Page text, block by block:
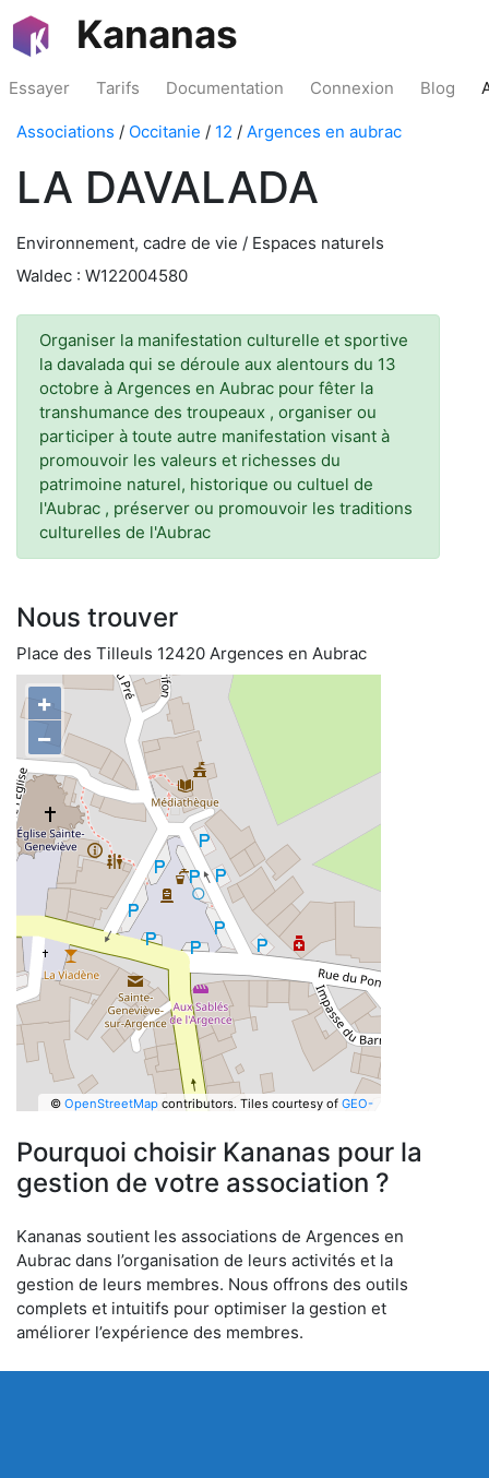
Kananas
Essayer Tarifs Documentation Connexion Blog
Associations / Occitanie / 12 / Argences en aubrac
LA DAVALADA
Environnement, cadre de vie / Espaces naturels
Waldec : W122004580
Organiser la manifestation culturelle et sportive
la davalada qui se déroule aux alentours du 13
octobre à Argences en Aubrac pour fêter la
transhumance des troupeaux , organiser ou
participer à toute autre manifestation visant à
promouvoir les valeurs et richesses du
patrimoine naturel, historique ou cultuel de
l'Aubrac , préserver ou promouvoir les traditions
culturelles de l'Aubrac
Nous trouver
Place des Tilleuls 12420 Argences en Aubrac
+
−
© OpenStreetMapcontributors. Tiles courtesy of GEO-
Pourquoi choisir Kananas pour la
gestion de votre association ?
Kananas soutient les associations de Argences en
Aubrac dans l’organisation de leurs activités et la
gestion de leurs membres. Nous offrons des outils
complets et intuitifs pour optimiser la gestion et
améliorer l’expérience des membres.